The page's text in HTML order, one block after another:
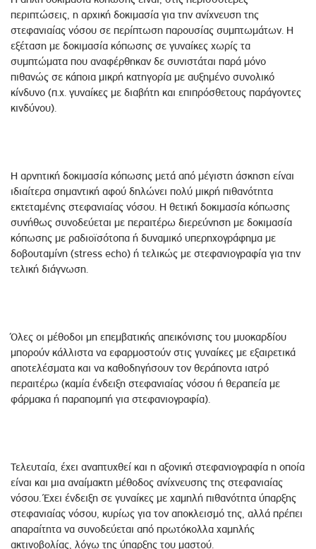
περιπτώσεις, η αρχική δοκιμασία για την ανίχνευση της
στεφανιαίας νόσου σε περίπτωση παρουσίας συμπτωμάτων. Η
εξέταση με δοκιμασία κόπωσης σε γυναίκες χωρίς τα
συμπτώματα που αναφέρθηκαν δε συνιστάται παρά μόνο
πιθανώς σε κάποια μικρή κατηγορία με αυξημένο συνολικό
κίνδυνο (π.χ. γυναίκες με διαβήτη και επιπρόσθετους παράγοντες
κινδύνου).
Η αρνητική δοκιμασία κόπωσης μετά από μέγιστη άσκηση είναι
ιδιαίτερα σημαντική αφού δηλώνει πολύ μικρή πιθανότητα
εκτεταμένης στεφανιαίας νόσου. Η θετική δοκιμασία κόπωσης
συνήθως συνοδεύεται με περαιτέρω διερεύνηση με δοκιμασία
κόπωσης με ραδιοϊσότοπα ή δυναμικό υπερηχογράφημα με
δοβουταμίνη (stress echo) ή τελικώς με στεφανιογραφία για την
τελική διάγνωση.
Όλες οι μέθοδοι μη επεμβατικής απεικόνισης του μυοκαρδίου
μπορούν κάλλιστα να εφαρμοστούν στις γυναίκες με εξαιρετικά
αποτελέσματα και να καθοδηγήσουν τον θεράποντα ιατρό
περαιτέρω (καμία ένδειξη στεφανιαίας νόσου ή θεραπεία με
φάρμακα ή παραπομπή για στεφανιογραφία).
Τελευταία, έχει αναπτυχθεί και η αξονική στεφανιογραφία η οποία
είναι και μια αναίμακτη μέθοδος ανίχνευσης της στεφανιαίας
νόσου. Έχει ένδειξη σε γυναίκες με χαμηλή πιθανότητα ύπαρξης
στεφανιαίας νόσου, κυρίως για τον αποκλεισμό της, αλλά πρέπει
απαραίτητα να συνοδεύεται από πρωτόκολλα χαμηλής
ακτινοβολίας, λόγω της ύπαρξης του μαστού.